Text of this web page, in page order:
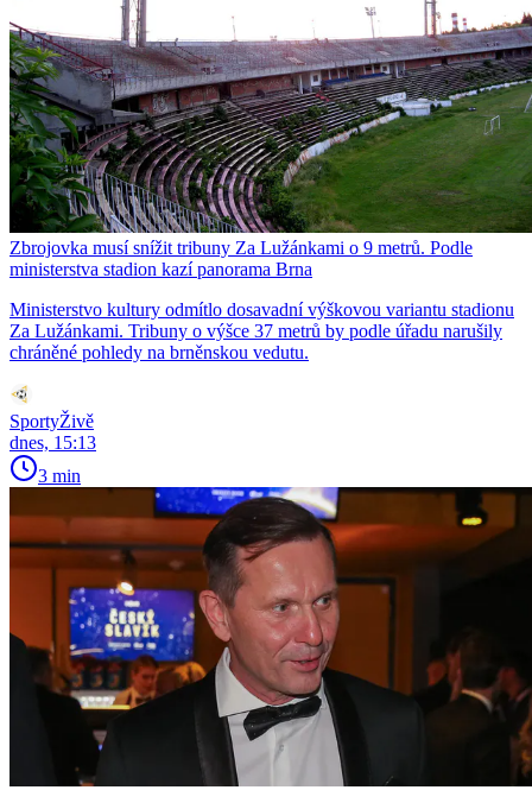
Zbrojovka musí snížit tribuny Za Lužánkami o 9 metrů. Podle
ministerstva stadion kazí panorama Brna
Ministerstvo kultury odmítlo dosavadní výškovou variantu stadionu
Za Lužánkami. Tribuny o výšce 37 metrů by podle úřadu narušily
chráněné pohledy na brněnskou vedutu.
SportyŽivě
dnes, 15:13
3 min